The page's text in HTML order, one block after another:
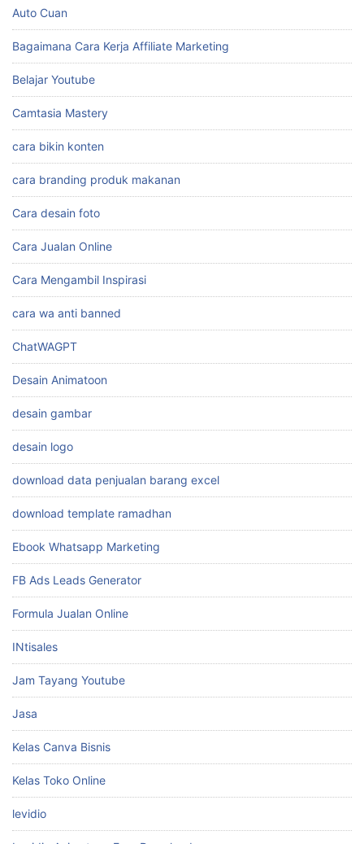
Auto Cuan
Bagaimana Cara Kerja Affiliate Marketing
Belajar Youtube
Camtasia Mastery
cara bikin konten
cara branding produk makanan
Cara desain foto
Cara Jualan Online
Cara Mengambil Inspirasi
cara wa anti banned
ChatWAGPT
Desain Animatoon
desain gambar
desain logo
download data penjualan barang excel
download template ramadhan
Ebook Whatsapp Marketing
FB Ads Leads Generator
Formula Jualan Online
INtisales
Jam Tayang Youtube
Jasa
Kelas Canva Bisnis
Kelas Toko Online
levidio